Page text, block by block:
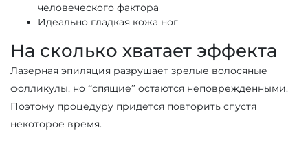
человеческого фактора
Идеально гладкая кожа ног
На сколько хватает эффекта
Лазерная эпиляция разрушает зрелые волосяные
фолликулы, но “спящие” остаются неповрежденными.
Поэтому процедуру придется повторить спустя
некоторое время.